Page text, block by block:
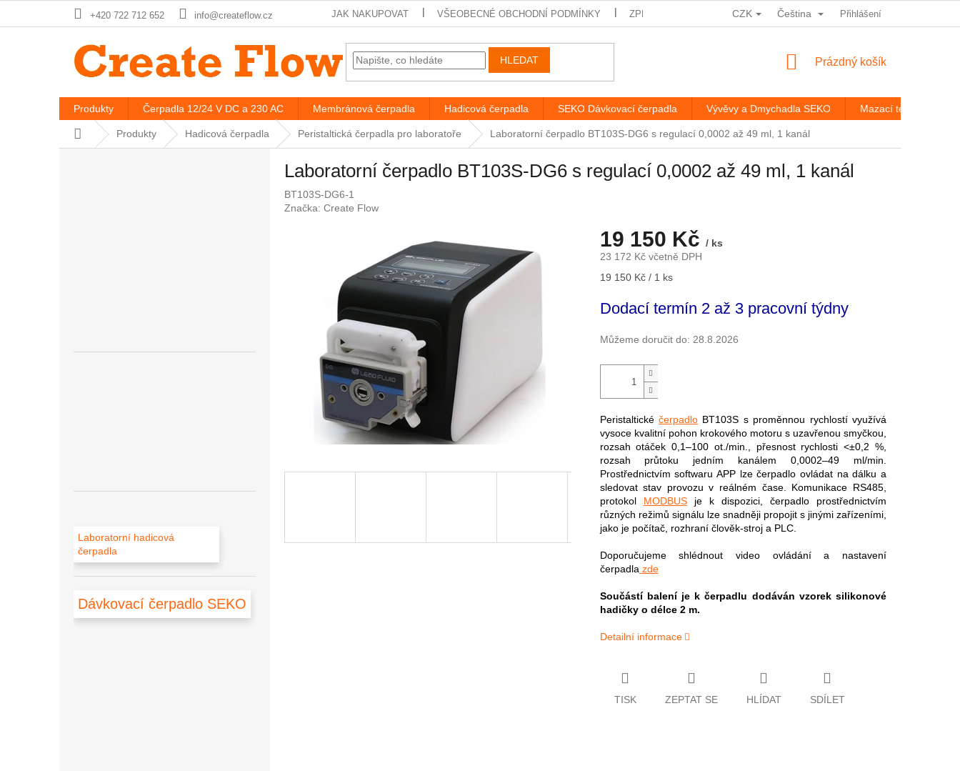
+420 722 712 652 info@createflow.cz JAK NAKUPOVAT VŠEOBECNÉ OBCHODNÍ PODMÍNKY ZPRACOVÁNÍ OSOBNÍCH ÚDAJŮ HODNOCENÍ OBCHODU
CZK Čeština Přihlášení
HLEDAT
NÁKUPNÍ
Prázdný košík
Produkty Čerpadla 12/24 V DC a 230 AC Membránová čerpadla Hadicová čerpadla SEKO Dávkovací čerpadla Vývěvy a Dmychadla SEKO Mazací technika
Domů Produkty Hadicová čerpadla Peristaltická čerpadla pro laboratoře Laboratorní čerpadlo BT103S-DG6 s regulací 0,0002 až 49 ml, 1 kanál
Laboratorní hadicová
čerpadla
Dávkovací čerpadlo SEKO
Laboratorní čerpadlo BT103S-DG6 s regulací 0,0002 až 49 ml, 1 kanál
BT103S-DG6-1
Značka: Create Flow
19 150 Kč / ks
23 172 Kč včetně DPH
Měrná
19 150 Kč / 1 ks
Dodací termín 2 až 3 pracovní týdny
Můžeme doručit do: 28.8.2026
Peristaltické čerpadloBT103S s proměnnou rychlostí využívá
vysoce kvalitní pohon krokového motoru s uzavřenou smyčkou,
rozsah otáček 0,1–100 ot./min., přesnost rychlosti <±0,2 %,
rozsah průtoku jedním kanálem 0,0002–49 ml/min.
Prostřednictvím softwaru APP lze čerpadlo ovládat na dálku a
sledovat stav provozu v reálném čase. Komunikace RS485,
protokol MODBUSje k dispozici, čerpadlo prostřednictvím
různých režimů signálu lze snadněji propojit s jinými zařízeními,
jako je počítač, rozhraní člověk-stroj a PLC.
Doporučujeme shlédnout video ovládání a nastavení
čerpadla zde
Součástí balení je k čerpadlu dodáván vzorek silikonové
hadičky o délce 2 m.
Detailní informace
TISK ZEPTAT SE HLÍDAT SDÍLET